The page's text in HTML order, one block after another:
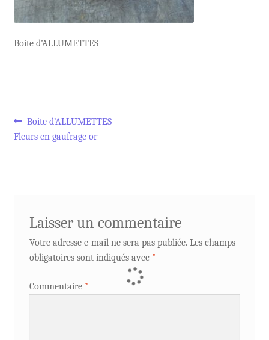
Boite d’ALLUMETTES
Navigation
Article
précédent :
Boite d’ALLUMETTES
Fleurs en gaufrage or
Laisser un commentaire
Votre adresse e-mail ne sera pas publiée. Les champs
obligatoires sont indiqués avec *
Commentaire *